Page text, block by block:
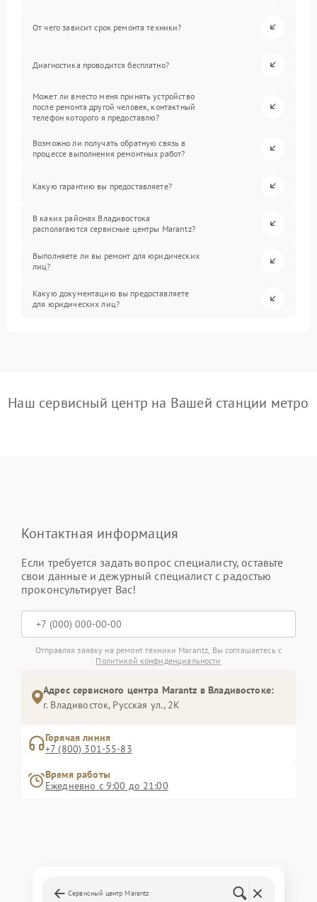
От чего зависит срок ремонта техники?
Диагностика проводится бесплатно?
Может ли вместо меня принять устройство
после ремонта другой человек, контактный
телефон которого я предоставлю?
Возможно ли получать обратную связь в
процессе выполнения ремонтных работ?
Какую гарантию вы предоставляете?
В каких районах Владивостока
располагаются сервисные центры Marantz?
Выполняете ли вы ремонт для юридических
лиц?
Какую документацию вы предоставляете
для юридических лиц?
Наш сервисный центр на Вашей станции метро
Контактная информация
Если требуется задать вопрос специалисту, оставьте
свои данные и дежурный специалист с радостью
проконсультирует Вас!
Отправляя заявку на ремонт техники Marantz, Вы соглашаетесь с
Политикой конфиденциальности
Адрес сервисного центра Marantz в Владивостоке:
г. Владивосток, Русская ул., 2К
Горячая линия
+7 (800) 301-55-83
Время работы
Ежедневно с 9:00 до 21:00
Сервисный центр Marantz